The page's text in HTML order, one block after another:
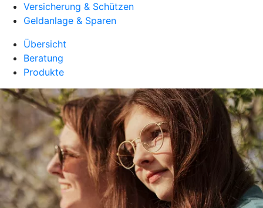
Versicherung & Schützen
Geldanlage & Sparen
Übersicht
Beratung
Produkte